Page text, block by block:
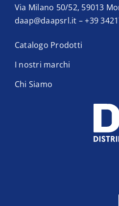
Via Milano 50/52, 59013
daap@daapsrl.it –+39
Catalogo Prodotti
I nostri marchi
Chi Siamo